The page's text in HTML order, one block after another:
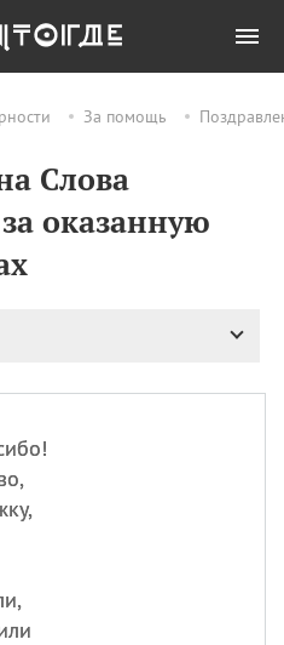
За помощь
Слова
оказанную
Все
Преображение
Господне у западных
христиан
День ассирийских
ИМЕНА